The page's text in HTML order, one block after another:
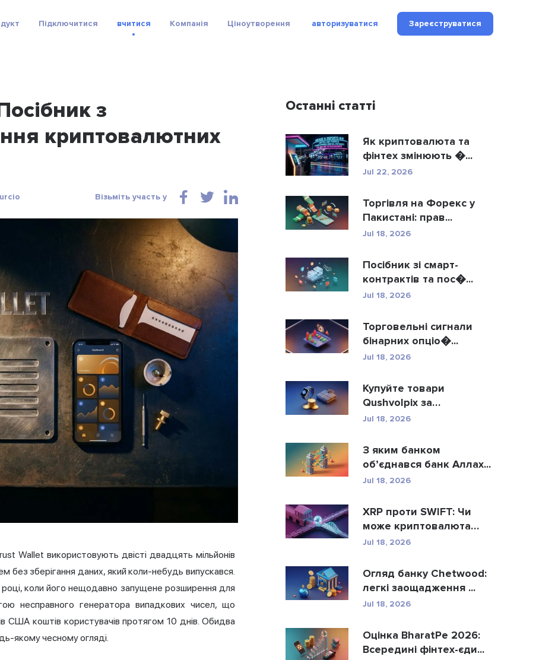
Підключитися вчитися Компанія Ціноутворення авторизуватися Зареєструватися
з
криптовалютних
Візьміть участь у
Wallet використовують двісті двадцять мільйонів
зберігання даних, який коли-небудь випускався.
коли його нещодавно запущене розширення для
несправного генератора випадкових чисел, що
США коштів користувачів протягом 10 днів. Обидва
якому чесному огляді.
Останні статті
Як криптовалюта та
фінтех змінюють �...
Jul 22, 2026
Торгівля на Форекс у
Пакистані: прав...
Jul 18, 2026
Посібник зі смарт-
контрактів та пос�...
Jul 18, 2026
Торговельні сигнали
бінарних опціо�...
Jul 18, 2026
Купуйте товари
Qushvolpix за
криптовалют...
Jul 18, 2026
З яким банком
об’єднався банк Аллах...
Jul 18, 2026
XRP проти SWIFT: Чи
може криптовалюта
Rippl...
Jul 18, 2026
Огляд банку Chetwood:
легкі заощадження ...
Jul 18, 2026
Оцінка BharatPe 2026:
Всередині фінтех-єди...